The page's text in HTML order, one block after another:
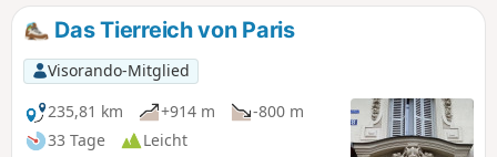
Das Tierreich von Paris
Visorando-Mitglied
235,81 km
+914 m
-800 m
33 Tage
Leicht